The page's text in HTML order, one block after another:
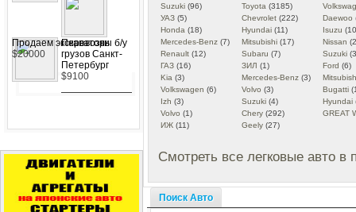
Продаем экскаваторы б/у
$20000
Перевозки
грузов Санкт-
Петербург
$9100
Suzuki (96) Toyota (3185)
УАЗ (5) Chevrolet (222) Daewoo
Honda (18) Hyundai (11) Isuzu
Mercedes-Benz (7) Mitsubishi (17) Nissan
Renault (12) Subaru (7) Suzuki
ГАЗ (16) ЗИЛ (1) Ford (6)
Kia (3) Mercedes-Benz (3)
Volkswagen (6) Volvo (3) Bugatti
Izh (3) Suzuki (4) Hyundai
Volvo (1) Chery (292)
GREAT
ИЖ (11) Geely (27)
Смотреть все легковые авто в
Поиск Авто